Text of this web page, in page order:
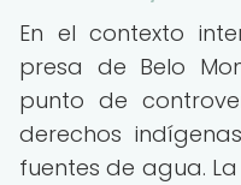
En el contexto
presa de Belo
punto de
derechos
fuentes de agua.